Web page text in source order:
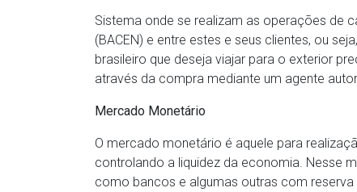
Sistema onde se realizam as operações de
(BACEN) e entre estes e seus clientes, ou
brasileiro que deseja viajar para o exterior
através da compra mediante um agente
Mercado Monetário
O mercado monetário é aquele para
controlando a liquidez da economia. Nesse
como bancos e algumas outras com